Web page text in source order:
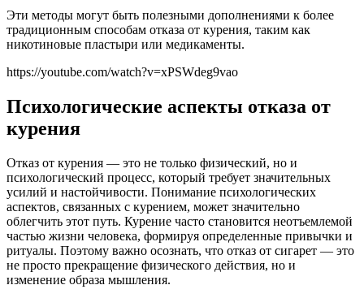
Эти методы могут быть полезными дополнениями к более
традиционным способам отказа от курения, таким как
никотиновые пластыри или медикаменты.
https://youtube.com/watch?v=xPSWdeg9vao
Психологические аспекты отказа от
курения
Отказ от курения — это не только физический, но и
психологический процесс, который требует значительных
усилий и настойчивости. Понимание психологических
аспектов, связанных с курением, может значительно
облегчить этот путь. Курение часто становится неотъемлемой
частью жизни человека, формируя определенные привычки и
ритуалы. Поэтому важно осознать, что отказ от сигарет — это
не просто прекращение физического действия, но и
изменение образа мышления.